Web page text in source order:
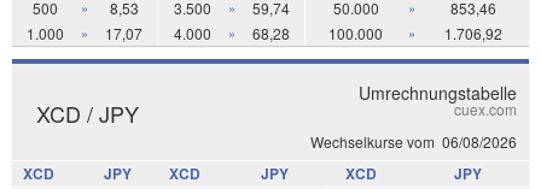
500
» 8,53 3.500 » 59,74 50.000 »
853,46
1.000
» 17,07 4.000 » 68,28 100.000 » 1.706,92
Umrechnungstabelle
cuex.com
Wechselkurse vom 06/08/2026
XCD / JPY
XCD JPY XCD JPY XCD JPY